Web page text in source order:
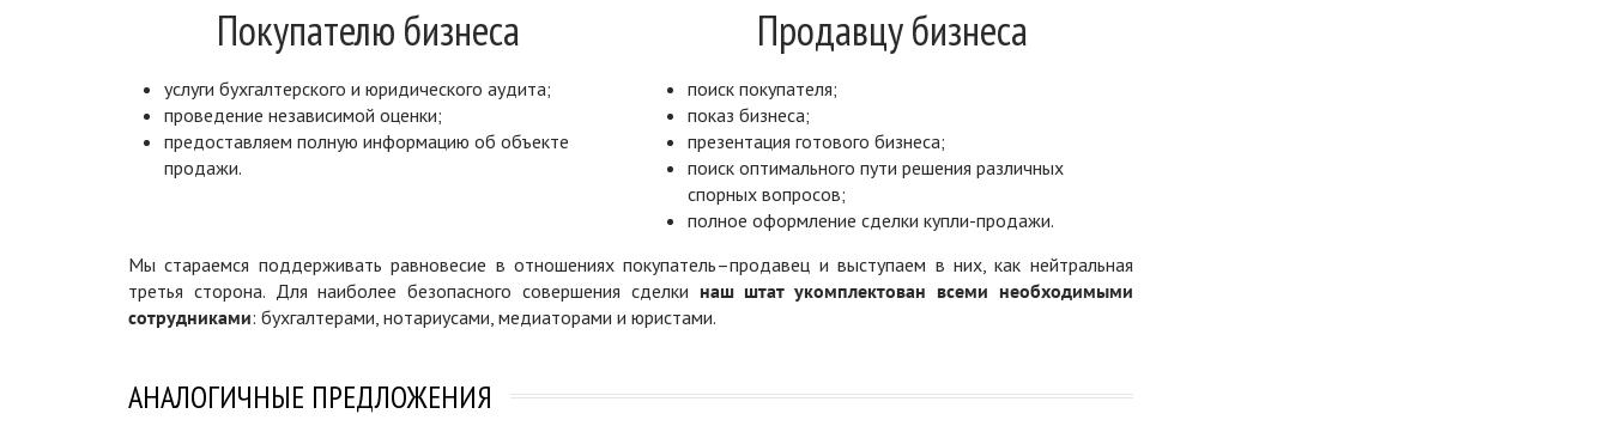
Покупателю бизнеса
услуги бухгалтерского и юридического аудита;
проведение независимой оценки;
предоставляем полную информацию об объекте
продажи.
Продавцу бизнеса
поиск покупателя;
показ бизнеса;
презентация готового бизнеса;
поиск оптимального пути решения различных
спорных вопросов;
полное оформление сделки купли-продажи.
Мы стараемся поддерживать равновесие в отношениях покупатель–продавец и выступаем в них, как нейтральная
третья сторона. Для наиболее безопасного совершения сделки наш штат укомплектован всеми необходимыми
сотрудниками: бухгалтерами, нотариусами, медиаторами и юристами.
АНАЛОГИЧНЫЕ ПРЕДЛОЖЕНИЯ